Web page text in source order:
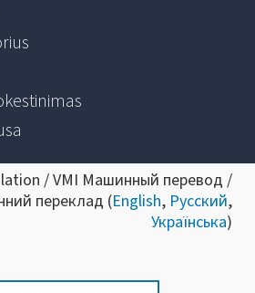
/ VMI Машинный перевод /
переклад (English, Русский,
Українська)